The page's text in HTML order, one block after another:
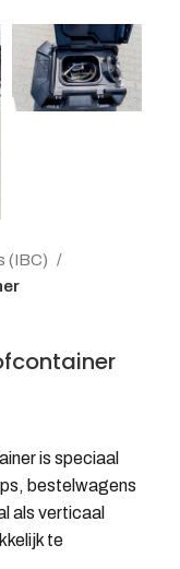
(IBC)
is speciaal
bestelwagens
als verticaal
te